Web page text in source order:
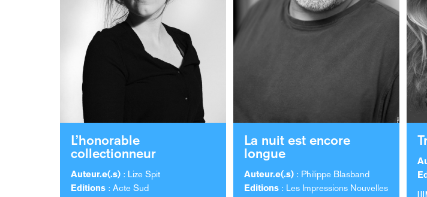
L’honorable
collectionneur
Auteur.e(.s) : Lize Spit
Editions : Acte Sud
La nuit est encore
longue
Auteur.e(.s) : Philippe Blasband
Editions : Les Impressions Nouvelles